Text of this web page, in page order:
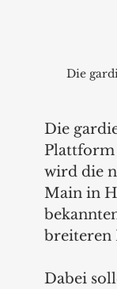
Die
Die
Plattform
wird die
Main in
breiteren
Dabei